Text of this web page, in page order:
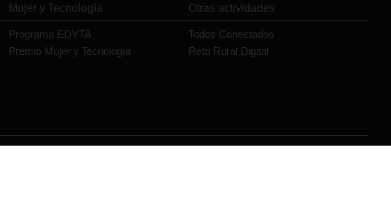
Mujer y Tecnología
Programa EDYTA
Premio Mujer y Tecnología
Otras actividades
Todos Conectados
Reto Rural Digital